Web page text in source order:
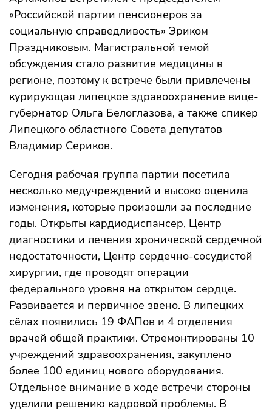
«Российской партии пенсионеров за
социальную справедливость» Эриком
Праздниковым. Магистральной темой
обсуждения стало развитие медицины в
регионе, поэтому к встрече были привлечены
курирующая липецкое здравоохранение вице-
губернатор Ольга Белоглазова, а также спикер
Липецкого областного Совета депутатов
Владимир Сериков.
Сегодня рабочая группа партии посетила
несколько медучреждений и высоко оценила
изменения, которые произошли за последние
годы. Открыты кардиодиспансер, Центр
диагностики и лечения хронической сердечной
недостаточности, Центр сердечно-сосудистой
хирургии, где проводят операции
федерального уровня на открытом сердце.
Развивается и первичное звено. В липецких
сёлах появились 19 ФАПов и 4 отделения
врачей общей практики. Отремонтированы 10
учреждений здравоохранения, закуплено
более 100 единиц нового оборудования.
Отдельное внимание в ходе встречи стороны
уделили решению кадровой проблемы. В